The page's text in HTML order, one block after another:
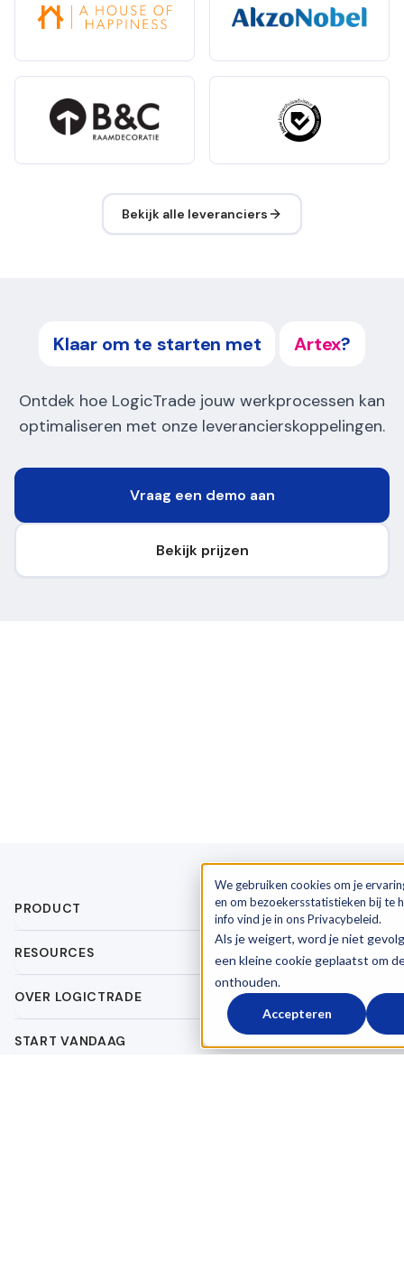
We gebruiken cookies om je
en om bezoekersstatistieken bij te
info vind je in ons Privacybeleid.
Als je weigert, word je niet
een kleine cookie geplaatst om
onthouden.
Accepteren
Bekijk alle leveranciers
Klaar om te starten met Artex?
Ontdek hoe LogicTrade jouw werkprocessen kan
optimaliseren met onze leverancierskoppelingen.
Vraag een demo aan
Bekijk prijzen
PRODUCT
RESOURCES
OVER LOGICTRADE
START VANDAAG